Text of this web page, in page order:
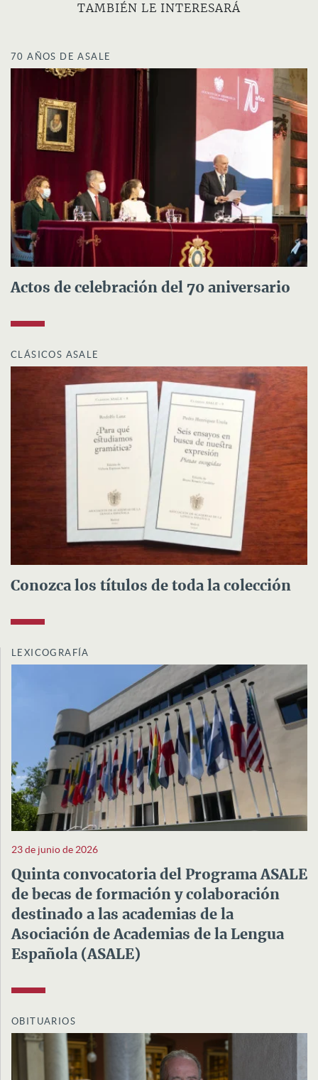
TAMBIÉN LE INTERESARÁ
70 AÑOS DE ASALE
Actos de celebración del 70 aniversario
CLÁSICOS ASALE
Conozca los títulos de toda la colección
LEXICOGRAFÍA
23 de junio de 2026
Quinta convocatoria del Programa ASALE
de becas de formación y colaboración
destinado a las academias de la
Asociación de Academias de la Lengua
Española (ASALE)
OBITUARIOS